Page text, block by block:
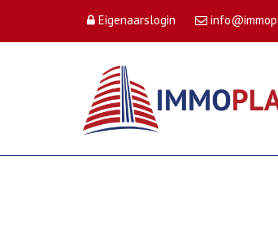
Eigenaarslogin